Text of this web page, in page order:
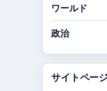
ワールド
政治
サイトペー